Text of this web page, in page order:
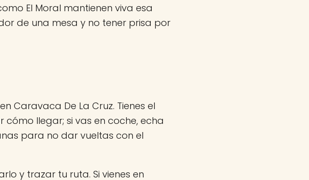
El Moral mantienen viva esa
de una mesa y no tener prisa por
Caravaca De La Cruz. Tienes el
llegar; si vas en coche, echa
para no dar vueltas con el
y trazar tu ruta. Si vienes en